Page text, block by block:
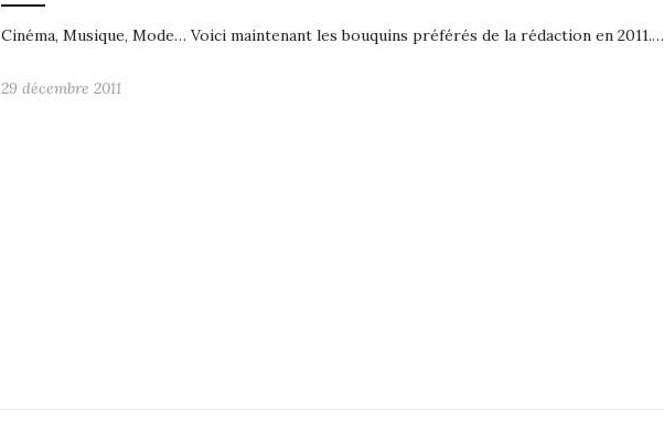
Cinéma, Musique, Mode… Voici maintenant les bouquins préférés de la rédaction en 2011.…
29 décembre 2011